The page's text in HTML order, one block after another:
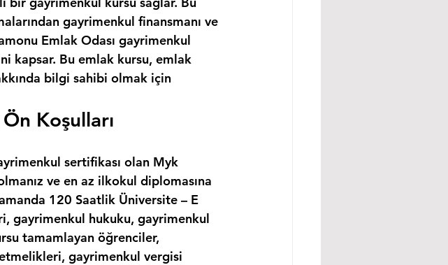
gayrimenkul finansmanı ve
Emlak Odası gayrimenkul
kapsar. Bu emlak kursu, emlak
bilgi sahibi olmak için
Koşulları
sertifikası olan Myk
ve en az ilkokul diplomasına
120 Saatlik Üniversite – E
gayrimenkul hukuku, gayrimenkul
tamamlayan öğrenciler,
gayrimenkul vergisi